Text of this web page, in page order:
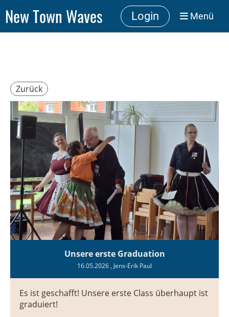
New Town Waves Login Menü
Zurück
Unsere erste Graduation
16.05.2026 , Jens-Erik Paul
Es ist geschafft! Unsere erste Class überhaupt ist
graduiert!